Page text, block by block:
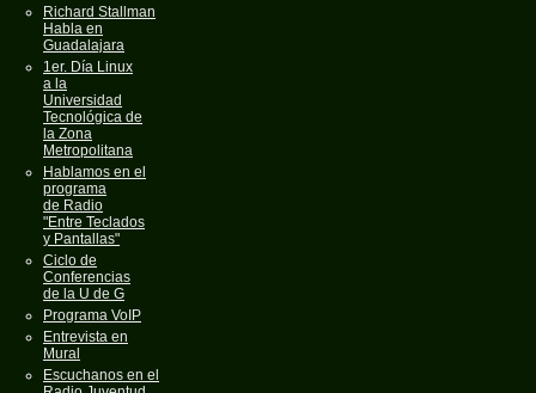
Richard Stallman
Habla en
Guadalajara
1er. Día Linux
a la
Universidad
Tecnológica de
la Zona
Metropolitana
Hablamos en el
programa
de Radio
"Entre Teclados
y Pantallas"
Ciclo de
Conferencias
de la U de G
Programa VoIP
Entrevista en
Mural
Escuchanos en el